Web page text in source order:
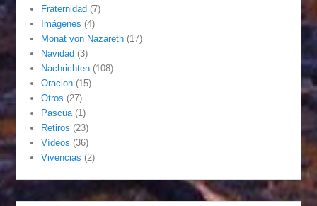
Fraternidad (7)
Imágenes (4)
Monat von Nazareth (17)
Navidad (3)
Nachrichten (108)
Oracion (15)
Otros (27)
Pascua (1)
Retiros (23)
Vídeos (36)
Vivencias (2)